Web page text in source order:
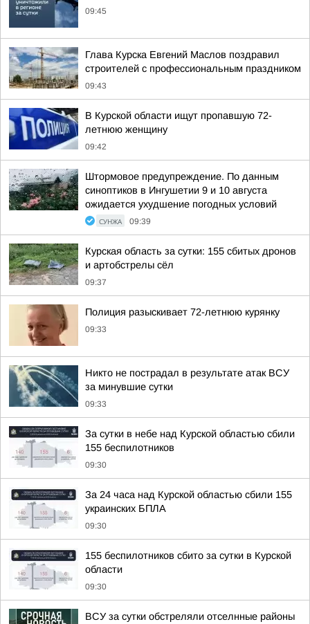
09:45
Глава Курска Евгений Маслов поздравил
строителей с профессиональным праздником
09:43
В Курской области ищут пропавшую 72-
летнюю женщину
09:42
Штормовое предупреждение. По данным
синоптиков в Ингушетии 9 и 10 августа
ожидается ухудшение погодных условий
СУНЖА 09:39
Курская область за сутки: 155 сбитых дронов
и артобстрелы сёл
09:37
Полиция разыскивает 72-летнюю курянку
09:33
Никто не пострадал в результате атак ВСУ
за минувшие сутки
09:33
За сутки в небе над Курской областью сбили
155 беспилотников
09:30
За 24 часа над Курской областью сбили 155
украинских БПЛА
09:30
155 беспилотников сбито за сутки в Курской
области
09:30
ВСУ за сутки обстреляли отселнные районы